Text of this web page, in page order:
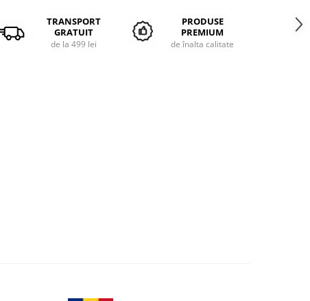
TRANSPORT
GRATUIT
de la 499 lei
PRODUSE
PREMIUM
de înalta calitate